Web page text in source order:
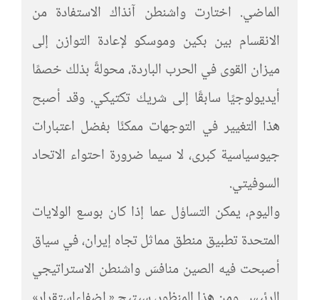
الماضي. اختارت واشنطن آنذاك الاستفادة من
الانقسام بين بكين وموسكو لإعادة التوازن إلى
ميزان القوى في الحرب الباردة، محولةً بذلك خصمًا
أيديولوجيًا سابقًا إلى شريك تكتيكي. وقد أصبح
هذا التغيير في التوجهات ممكنًا بفضل اعتبارات
جيوسياسية كبرى، لا سيما ضرورة احتواء الاتحاد
السوفيتي.
واليوم، يمكن التساؤل عما إذا كان بوسع الولايات
المتحدة تطبيق منطق مماثل تجاه إيران، في سياق
أصبحت فيه الصين منافسَ واشنطن الاستراتيجي